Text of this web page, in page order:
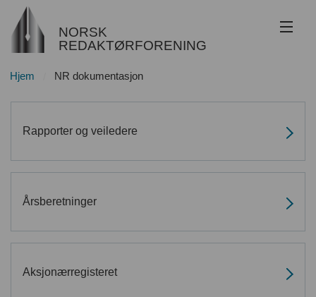
NORSK
REDAKTØRFORENING
Om NR
Hjem NR dokumentasjon
Rapporter og veiledere
Årsberetninger
Aksjonærregisteret